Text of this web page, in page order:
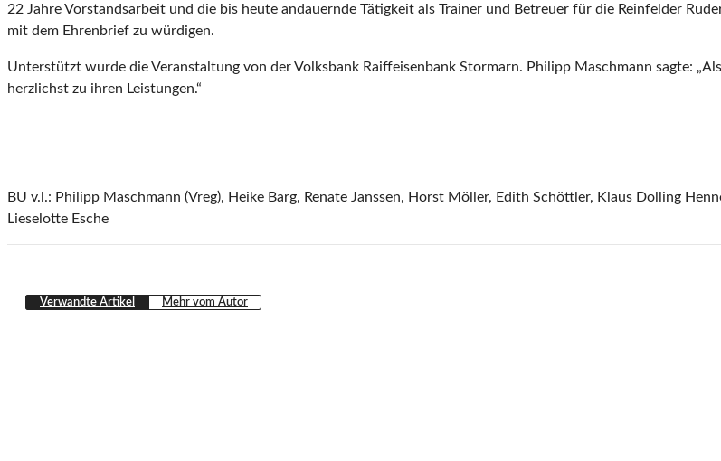
22 Jahre Vorstandsarbeit und die bis heute andauernde Tätigkeit als Trainer und Betreuer für die Reinfelder
mit dem Ehrenbrief zu würdigen.
Unterstützt wurde die Veranstaltung von der Volksbank Raiffeisenbank Stormarn. Philipp Maschmann sagte:
herzlichst zu ihren Leistungen.“
BU v.l.: Philipp Maschmann (Vreg), Heike Barg, Renate Janssen, Horst Möller, Edith Schöttler, Klaus Dolling
Lieselotte Esche
Verwandte Artikel Mehr vom Autor